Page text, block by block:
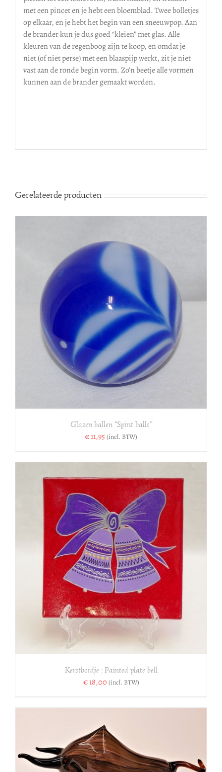
met een pincet en je hebt een bloemblad. Twee bolletjes
op elkaar, en je hebt het begin van een sneeuwpop. Aan
de brander kun je dus goed “kleien” met glas. Alle
kleuren van de regenboog zijn te koop, en omdat je
niet (of niet perse) met een blaaspijp werkt, zit je niet
vast aan de ronde begin vorm. Zo’n beetje alle vormen
kunnen aan de brander gemaakt worden.
Gerelateerde producten
Glazen ballen “Spirit balls”
€11,95 (incl. BTW)
Kerstbordje : Painted plate bell
€18,00 (incl. BTW)